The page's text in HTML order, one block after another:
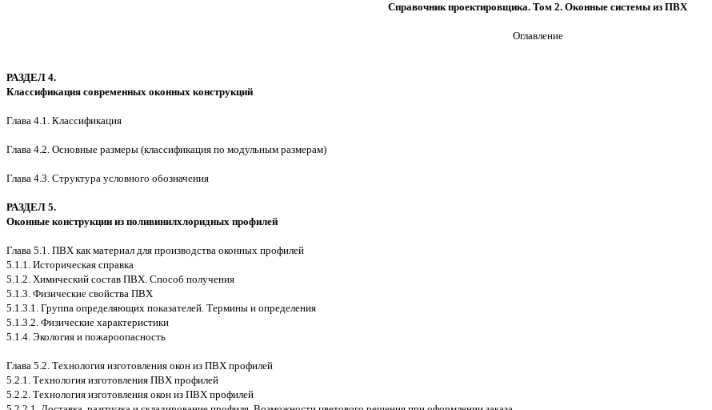
Справочник проектировщика. Том 2. Оконные системы из ПВХ
Оглавление
РАЗДЕЛ 4.
Классификация современных оконных конструкций
Глава 4.1. Классификация
Глава 4.2. Основные размеры (классификация по модульным размерам)
Глава 4.3. Структура условного обозначения
РАЗДЕЛ 5.
Оконные конструкции из поливинилхлоридных профилей
Глава 5.1. ПВХ как материал для производства оконных профилей
5.1.1. Историческая справка
5.1.2. Химический состав ПВХ. Способ получения
5.1.3. Физические свойства ПВХ
5.1.3.1. Группа определяющих показателей. Термины и определения
5.1.3.2. Физические характеристики
5.1.4. Экология и пожароопасность
Глава 5.2. Технология изготовления окон из ПВХ профилей
5.2.1. Технология изготовления ПВХ профилей
5.2.2. Технология изготовления окон из ПВХ профилей